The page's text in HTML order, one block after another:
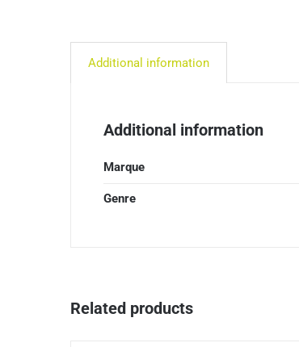
Additional information
Additional information
Marque
Genre
Related products